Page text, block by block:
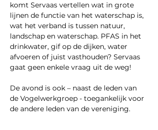
komt Servaas vertellen wat in grote
lijnen de functie van het waterschap is,
wat het verband is tussen natuur,
landschap en waterschap. PFAS in het
drinkwater, gif op de dijken, water
afvoeren of juist vasthouden? Servaas
gaat geen enkele vraag uit de weg!
De avond is ook – naast de leden van
de Vogelwerkgroep - toegankelijk voor
de andere leden van de vereniging.